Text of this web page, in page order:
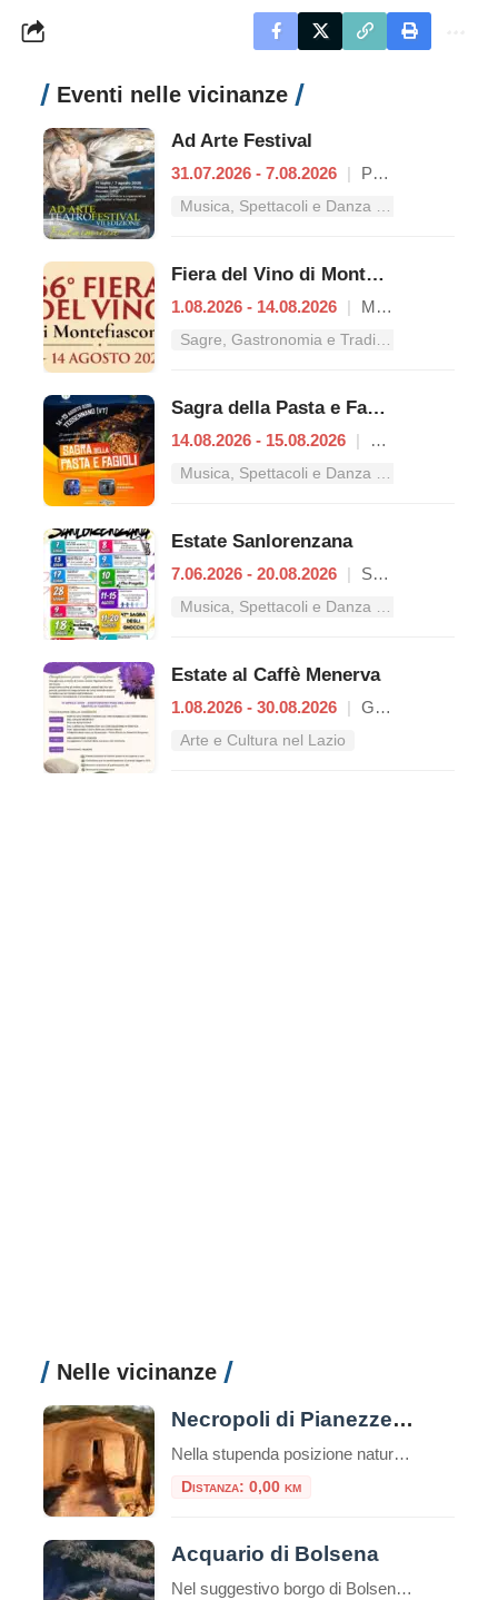
Eventi nelle vicinanze
Ad Arte Festival
31.07.2026 - 7.08.2026 Proceno
Musica, Spettacoli e Danza nel Lazio
Fiera del Vino di Montefiascone
1.08.2026 - 14.08.2026 Montefiascone
Sagre, Gastronomia e Tradizioni nel Lazio
Sagra della Pasta e Fagioli
14.08.2026 - 15.08.2026
Musica, Spettacoli e Danza nel Lazio
Estate Sanlorenzana
7.06.2026 - 20.08.2026 San Lorenzo Nuovo
Musica, Spettacoli e Danza nel Lazio
Estate al Caffè Menerva
1.08.2026 - 30.08.2026 Grotte di Castro
Arte e Cultura nel Lazio
Nelle vicinanze
Necropoli di Pianezze e Centocamere
Nella stupenda posizione naturalistica del Lago di Bolsena, si erge la Necropoli di Centocamere a Grotte di Castro. Questo sito archeologico è uno dei tesori dell’Etruria, le cui tracce sono ancora oggi presenti in tutto il territorio. Le tombe della Necropoli sono state scavate nella roccia tufacea e risalgono al periodo tra il VI e […]
Distanza: 0,00 km
Acquario di Bolsena
Nel suggestivo borgo di Bolsena, sulle sponde dell’omonimo lago vulcanico, si nasconde una delle attrazioni più affascinanti e uniche della Tuscia: l’Acquario di Bolsena. Questa moderna struttura museale, inaugurata nel maggio 2011, offre ai visitatori un’esperienza immersiva nel mondo delle acque interne del territorio laziale, in una cornice storica di eccezionale bellezza. Una Location Unica: […]